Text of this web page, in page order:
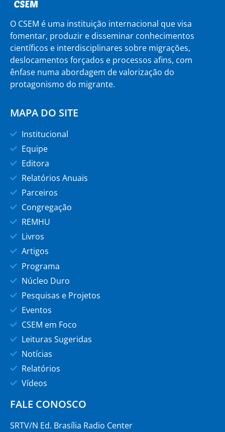
O CSEM é uma instituição internacional que visa
fomentar, produzir e disseminar conhecimentos
científicos e interdisciplinares sobre migrações,
deslocamentos forçados e processos afins, com
ênfase numa abordagem de valorização do
protagonismo do migrante.
MAPA DO SITE
Institucional
Equipe
Editora
Relatórios Anuais
Parceiros
Congregação
REMHU
Livros
Artigos
Programa
Núcleo Duro
Pesquisas e Projetos
Eventos
CSEM em Foco
Leituras Sugeridas
Notícias
Relatórios
Vídeos
FALE CONOSCO
SRTV/N Ed. Brasília Radio Center